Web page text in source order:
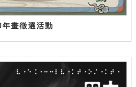
畫徵選活動